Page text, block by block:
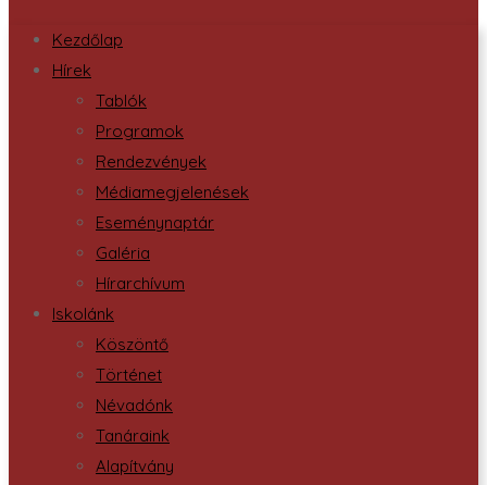
Kezdőlap
Hírek
Tablók
Programok
Rendezvények
Médiamegjelenések
Eseménynaptár
Galéria
Hírarchívum
Iskolánk
Köszöntő
Történet
Névadónk
Tanáraink
Alapítvány